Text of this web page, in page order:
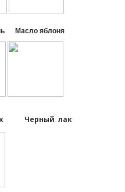
Масло яблоня
Черный лак